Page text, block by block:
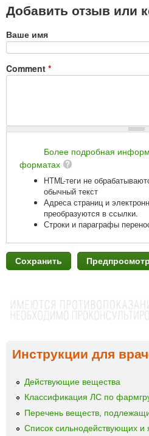
Добавить отзыв или
Ваше имя
Comment *
Более подробная
форматах
HTML-теги не
обычный текст
Адреса страниц и
преобразуются в ссылки.
Строки и параграфы
Инструкции для
Действующие вещества
Классификация ЛС по
Перечень веществ,
Список сильнодействующих и